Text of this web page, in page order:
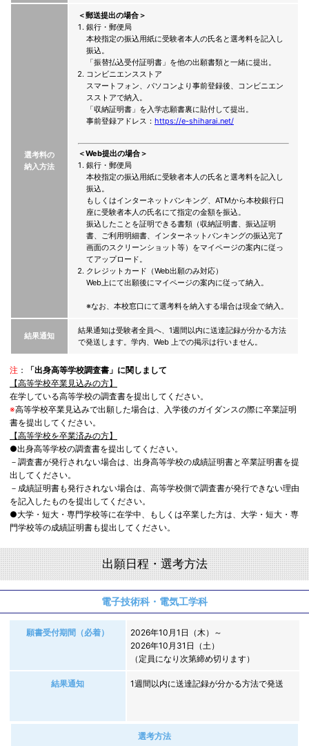
選考料の
納入方法
＜郵送提出の場合＞
銀行・郵便局
本校指定の振込用紙に受験者本人の氏名と選考料を記入し
振込。
「振替払込受付証明書」を他の出願書類と一緒に提出。
コンビニエンスストア
スマートフォン、パソコンより事前登録後、コンビニエン
スストアで納入。
「収納証明書」を入学志願書裏に貼付して提出。
事前登録アドレス： https://e-shiharai.net/
＜Web提出の場合＞
銀行・郵便局
本校指定の振込用紙に受験者本人の氏名と選考料を記入し
振込。
もしくはインターネットバンキング、ATMから本校銀行口
座に受験者本人の氏名にて指定の金額を振込。
振込したことを証明できる書類（収納証明書、振込証明
書、ご利用明細書、インターネットバンキングの振込完了
画面のスクリーンショット等）をマイページの案内に従っ
てアップロード。
クレジットカード（Web出願のみ対応）
Web上にて出願後にマイページの案内に従って納入。
※なお、本校窓口にて選考料を納入する場合は現金で納入。
結果通知
結果通知は受験者全員へ、1週間以内に送達記録が分かる方法
で発送します。学内、Web 上での掲示は行いません。
注 ：
「出身高等学校調査書」に関しまして
【高等学校卒業見込みの方】
在学している高等学校の調査書を提出してください。
※高等学校卒業見込みで出願した場合は、入学後のガイダンスの際に卒業証明
書を提出してください。
【高等学校を卒業済みの方】
●出身高等学校の調査書を提出してください。
－調査書が発行されない場合は、出身高等学校の成績証明書と卒業証明書を提
出してください。
－成績証明書も発行されない場合は、高等学校側で調査書が発行できない理由
を記入したものを提出してください。
●大学・短大・専門学校等に在学中、もしくは卒業した方は、大学・短大・専
門学校等の成績証明書も提出してください。
出願日程・選考方法
電子技術科・電気工学科
願書受付期間（必着）
結果通知
2026年10月1日（木）～
2026年10月31日（土）
（定員になり次第締め切ります）
1週間以内に送達記録が分かる方法で発送
選考方法